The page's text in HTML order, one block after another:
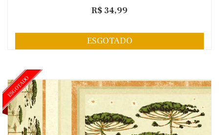
R$ 34,99
ESGOTADO
ESGOTADO